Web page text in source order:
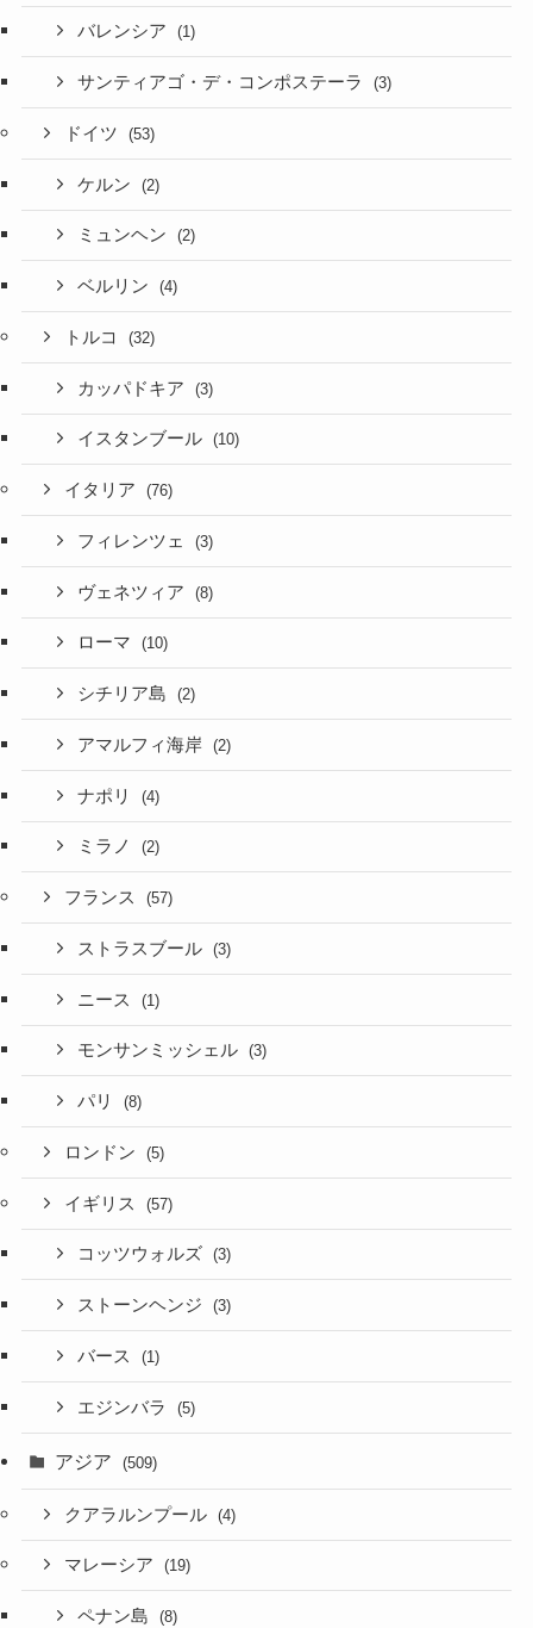
バレンシア (1)
サンティアゴ・デ・コンポステーラ (3)
ドイツ (53)
ケルン (2)
ミュンヘン (2)
ベルリン (4)
トルコ (32)
カッパドキア (3)
イスタンブール (10)
イタリア (76)
フィレンツェ (3)
ヴェネツィア (8)
ローマ (10)
シチリア島 (2)
アマルフィ海岸 (2)
ナポリ (4)
ミラノ (2)
フランス (57)
ストラスブール (3)
ニース (1)
モンサンミッシェル (3)
パリ (8)
ロンドン (5)
イギリス (57)
コッツウォルズ (3)
ストーンヘンジ (3)
バース (1)
エジンバラ (5)
アジア (509)
クアラルンプール (4)
マレーシア (19)
ペナン島 (8)